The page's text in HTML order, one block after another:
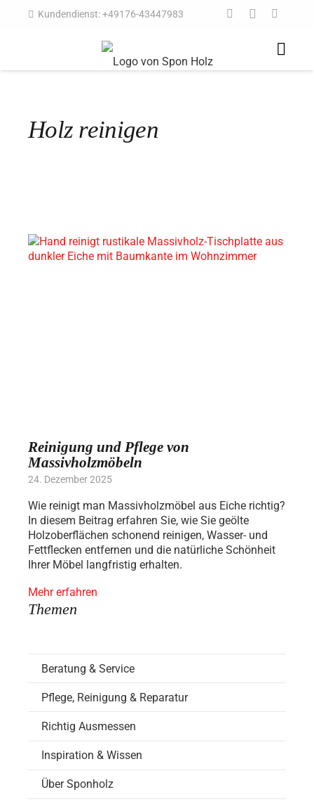
Kundendienst: +49176-43447983
Holz reinigen
Reinigung und Pflege von
Massivholzmöbeln
24. Dezember 2025
Wie reinigt man Massivholzmöbel aus Eiche richtig?
In diesem Beitrag erfahren Sie, wie Sie geölte
Holzoberflächen schonend reinigen, Wasser- und
Fettflecken entfernen und die natürliche Schönheit
Ihrer Möbel langfristig erhalten.
Mehr erfahren
Themen
Beratung & Service
Pflege, Reinigung & Reparatur
Richtig Ausmessen
Inspiration & Wissen
Über Sponholz